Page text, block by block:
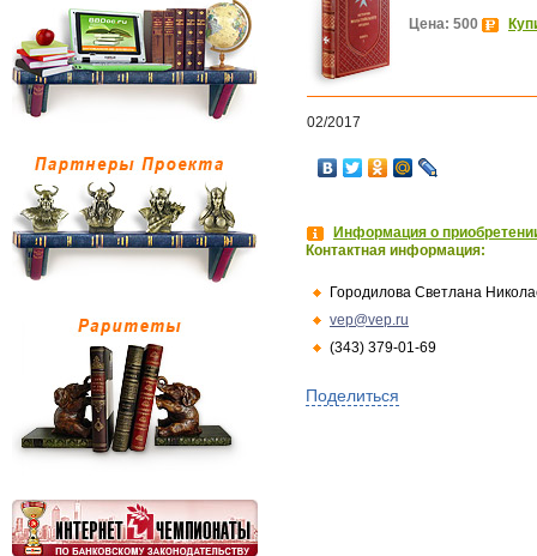
Цена: 500
02/2017
Информация о
Контактная информация:
Городилова Светлана
vep@vep.ru
(343) 379-01-69
Поделиться